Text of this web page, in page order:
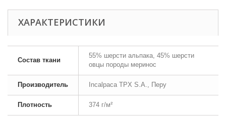
ХАРАКТЕРИСТИКИ
Состав ткани
55% шерсти альпака, 45% шерсти
овцы породы меринос
Производитель Incalpaca TPX S.A., Перу
Плотность 374 г/м²